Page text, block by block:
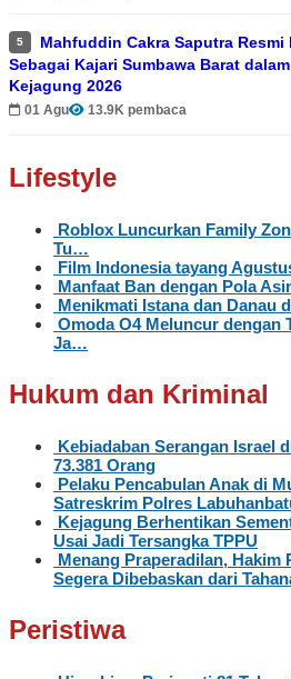
5
Mahfuddin Cakra Saputra
Sebagai Kajari Sumbawa Barat
Kejagung 2026
01 Agu 13.9K pembaca
Lifestyle
Roblox Luncurkan Family
Tu…
Film Indonesia tayang
Manfaat Ban dengan Pola
Menikmati Istana dan Danau
Omoda O4 Meluncur dengan
Ja…
Hukum dan Kriminal
Kebiadaban Serangan Israel
73.381 Orang
Pelaku Pencabulan Anak di
Satreskrim Polres
Kejagung Berhentikan
Usai Jadi Tersangka TPPU
Menang Praperadilan, Hakim
Segera Dibebaskan dari
Peristiwa